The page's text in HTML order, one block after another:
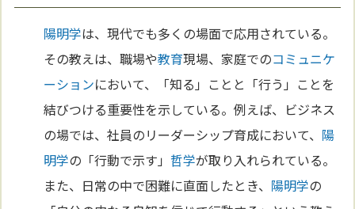
陽明学は、現代でも多くの場面で応用されている。
その教えは、職場や教育現場、家庭でのコミュニケ
ーションにおいて、「知る」ことと「行う」ことを
結びつける重要性を示している。例えば、ビジネス
の場では、社員のリーダーシップ育成において、 陽
明学の「行動で示す」 哲学が取り入れられている。
また、日常の中で困難に直面したとき、 陽明学の